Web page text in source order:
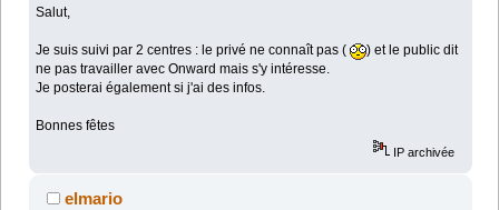
Salut,
Je suis suivi par 2 centres : le privé ne connaît pas (
) et le public dit
ne pas travailler avec Onward mais s'y intéresse.
Je posterai également si j'ai des infos.
Bonnes fêtes
IP archivée
elmario